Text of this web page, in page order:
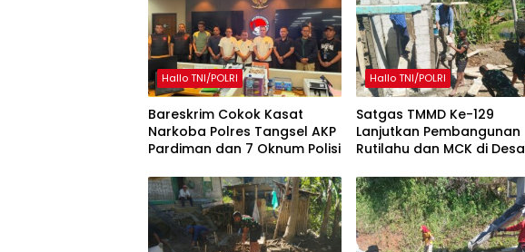
Hallo TNI/POLRI
Bareskrim Cokok Kasat
Narkoba Polres Tangsel AKP
Pardiman dan 7 Oknum Polisi
Hallo TNI/POLRI
Satgas TMMD Ke-129
Lanjutkan Pembangunan
Rutilahu dan MCK di Desa